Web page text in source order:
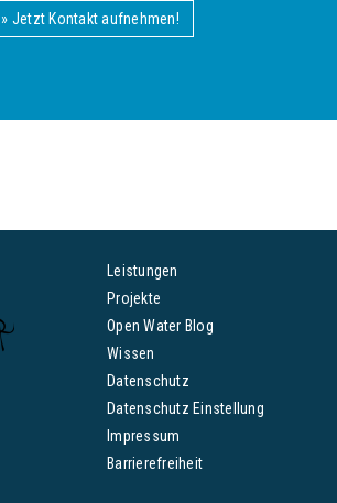
» Jetzt Kontakt aufnehmen!
Leistungen
Projekte
Open Water Blog
Wissen
Datenschutz
Datenschutz Einstellung
Impressum
Barrierefreiheit